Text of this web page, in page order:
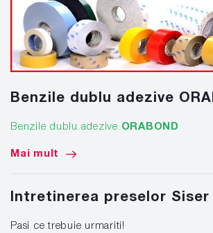
Benzile dublu adezive
Benzile dublu adezive ORABOND
Mai mult
Intretinerea preselor Siser
Pasi ce trebuie urmariti!